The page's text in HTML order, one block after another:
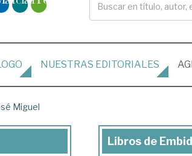
NUESTRAS EDITORIALES
Miguel
Libros
Libros de